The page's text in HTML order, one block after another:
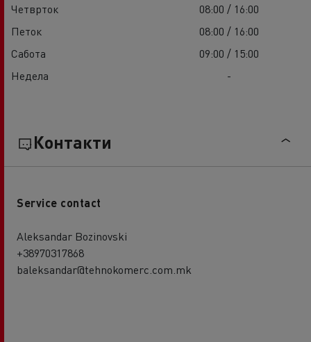
Четврток
08:00 / 16:00
Петок
08:00 / 16:00
Сабота
09:00 / 15:00
Недела
-
Контакти
Service contact
Aleksandar Bozinovski
+38970317868
baleksandar@tehnokomerc.com.mk